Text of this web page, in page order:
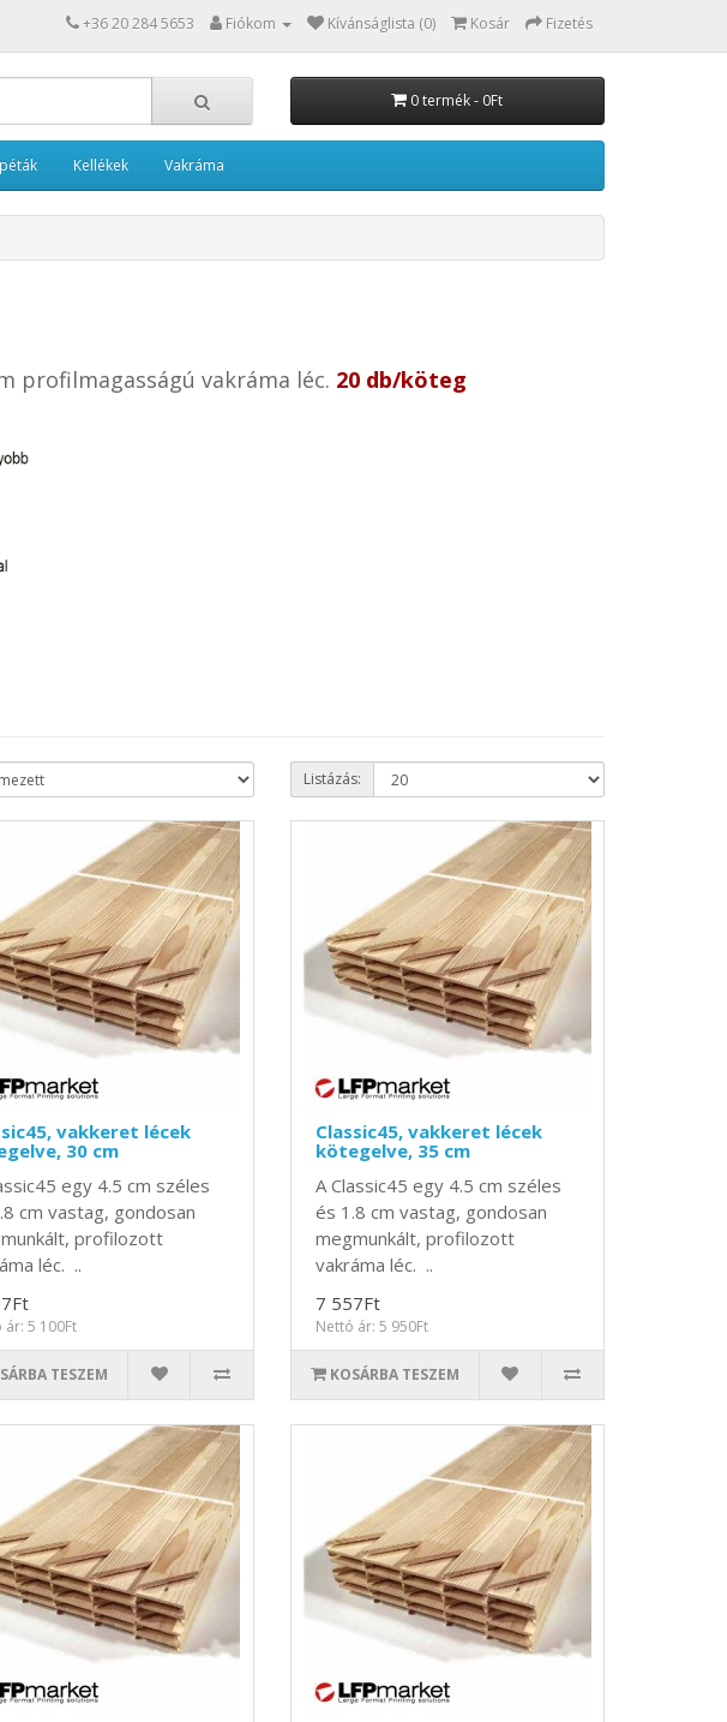
+36 20 284 5653 Fiókom Kívánságlista (0) Kosár Fizetés
0 termék - 0Ft
Kellékek Vakráma
profilmagasságú vakráma léc. 20 db/köteg
Listázás:
vakkeret lécek
30 cm
egy 4.5 cm széles
cm vastag, gondosan
profilozott
léc. ..
ár: 5 100Ft
TESZEM
Classic45, vakkeret lécek
kötegelve, 35 cm
A Classic45 egy 4.5 cm széles
és 1.8 cm vastag, gondosan
megmunkált, profilozott
vakráma léc. ..
7 557Ft
Nettó ár: 5 950Ft
KOSÁRBA TESZEM